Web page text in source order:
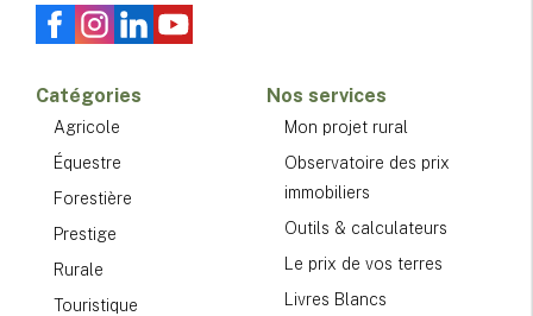
Catégories
Agricole
Équestre
Forestière
Prestige
Rurale
Touristique
Nos services
Mon projet rural
Observatoire des prix
immobiliers
Outils & calculateurs
Le prix de vos terres
Livres Blancs